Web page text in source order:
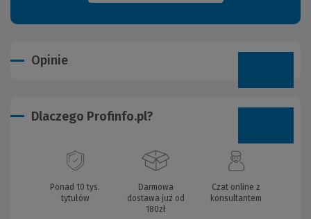
Opinie
Dlaczego Profinfo.pl?
Ponad 10 tys.
tytułów
Darmowa
dostawa już od
180zł
Czat online z
konsultantem